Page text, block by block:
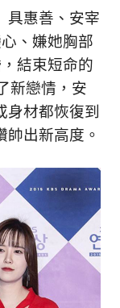
具惠善、安宰
、嫌她胸部
結束短命的
新戀情，安
身材都恢復到
出新高度。